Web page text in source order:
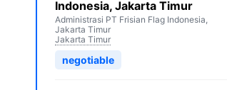
Indonesia, Jakarta Timur
Administrasi PT Frisian Flag Indonesia,
Jakarta Timur
Jakarta Timur
negotiable